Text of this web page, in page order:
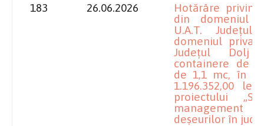
183 26.06.2026
Hotărâre
din domeniul
U.A.T.
domeniul privat
Județul
containere de
de 1,1 mc, în
1.196.352,00
proiectului
management
deşeurilor în